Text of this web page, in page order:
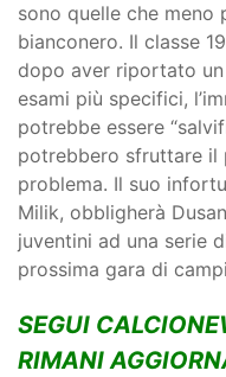
sono quelle che
bianconero. Il classe
dopo aver riportato
esami più specifici,
potrebbe essere
potrebbero sfruttare il
problema. Il suo
Milik, obbligherà
juventini ad una serie
prossima gara di
SEGUI
RIMANI